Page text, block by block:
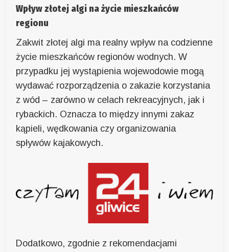
Wpływ złotej algi na życie mieszkańców
regionu
Zakwit złotej algi ma realny wpływ na codzienne
życie mieszkańców regionów wodnych. W
przypadku jej wystąpienia wojewodowie mogą
wydawać rozporządzenia o zakazie korzystania
z wód – zarówno w celach rekreacyjnych, jak i
rybackich. Oznacza to między innymi zakaz
kąpieli, wędkowania czy organizowania
spływów kajakowych.
Dodatkowo, zgodnie z rekomendacjami